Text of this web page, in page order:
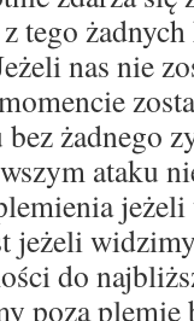
tego
nas nie
żadnego
ataku
jeżeli
do
poza plemię